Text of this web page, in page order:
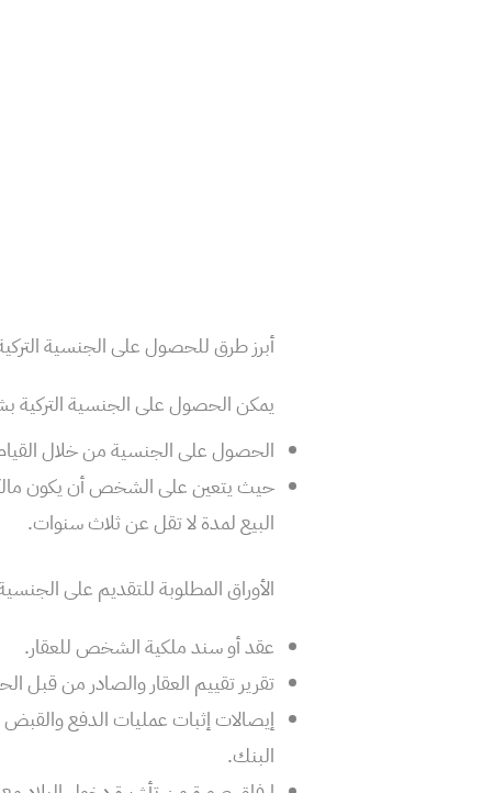
أبرز طرق للحصول على الجنسية
يمكن الحصول على الجنسية التركية
الحصول على الجنسية من خلال
حيث يتعين على الشخص أن يكون
البيع لمدة لا تقل عن ثلاث سنوات.
الأوراق المطلوبة للتقديم على
عقد أو سند ملكية الشخص للعقار.
تقرير تقييم العقار والصادر من قبل
إيصالات إثبات عمليات الدفع
البنك.